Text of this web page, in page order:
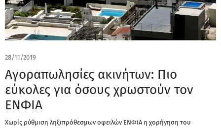
28/11/2019
Αγοραπωλησίες ακινήτων: Πιο
εύκολες για όσους χρωστούν τον
ΕΝΦΙΑ
Χωρίς ρύθμιση ληξιπρόθεσμων οφειλών ΕΝΦΙΑ η χορήγηση του